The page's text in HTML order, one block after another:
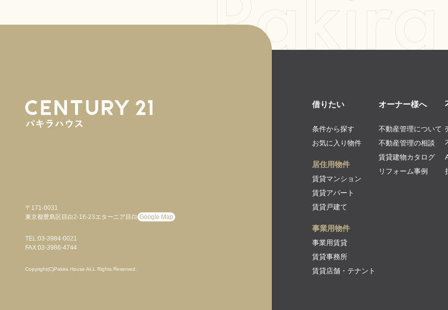
〒171-0031
東京都豊島区目白2-16-23エターニア目白 Google Map
TEL:03-3984-0021
FAX:03-3986-4744
Copyright(C)Pakira House ALL Rights Reserved.
借りたい
条件から探す
お気に入り物件
居住用物件
賃貸マンション
賃貸アパート
賃貸戸建て
事業用物件
事業用賃貸
賃貸事務所
賃貸店舗・テナント
オーナー様へ
不動産管理について
不動産管理の相談
賃貸建物カタログ
リフォーム事例